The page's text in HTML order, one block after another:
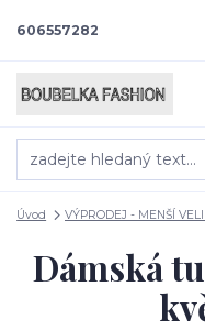
606557282
Úvod VÝPRODEJ - MENŠÍ
Dámská